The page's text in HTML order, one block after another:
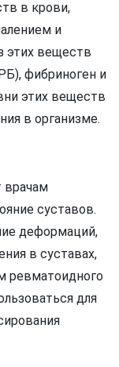
в крови,
и
этих веществ
фибриноген и
этих веществ
в организме.
врачам
суставов.
деформаций,
в суставах,
ревматоидного
для